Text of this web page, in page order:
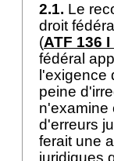
2.1. Le
droit
(ATF 136 I
fédéral
l'exigence
peine
n'examine
d'erreurs
ferait une
juridiques